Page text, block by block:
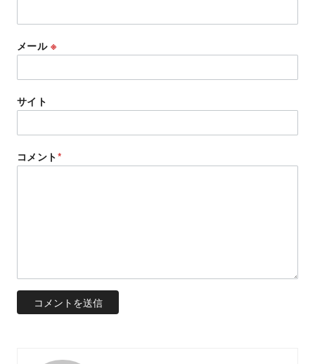
メール ※
サイト
コメント*